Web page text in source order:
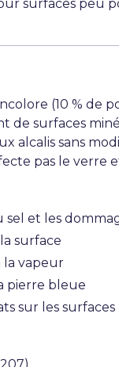
surfaces peu
(10 % de
de surfaces
alcalis sans
pas le verre
et les
surface
la vapeur
pierre bleue
sur les